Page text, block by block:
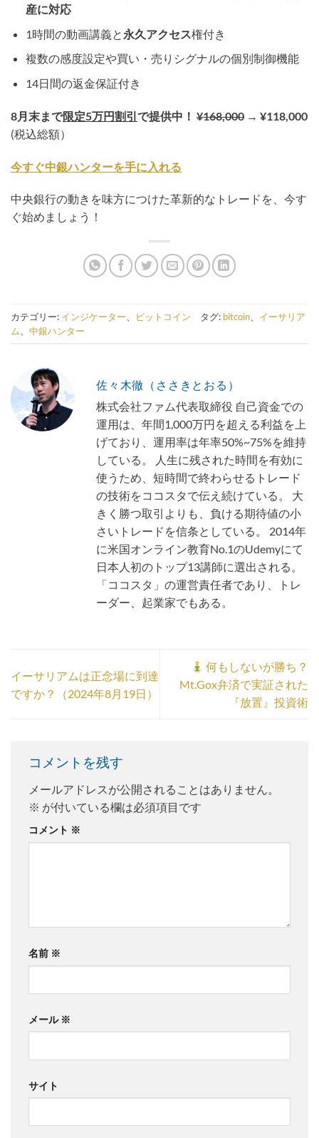
産に対応
1時間の動画講義と 永久アクセス権付き
複数の感度設定や買い・売りシグナルの個別制御機能
14日間の返金保証付き
8月末まで限定5万円割引で提供中！ ¥168,000 → ¥118,000
(税込総額）
今すぐ中銀ハンターを手に入れる
中央銀行の動きを味方につけた革新的なトレードを、今す
ぐ始めましょう！
カテゴリー: インジケーター ビットコイン タグ: bitcoin
イーサリア
ム
中銀ハンター
佐々木徹（ささきとおる）
株式会社ファム代表取締役 自己資金での
運用は、年間1,000万円を超える利益を上
げており、運用率は年率50%~75%を維持
している。 人生に残された時間を有効に
使うため、短時間で終わらせるトレード
の技術をココスタで伝え続けている。 大
きく勝つ取引よりも、負ける期待値の小
さいトレードを信条としている。 2014年
に米国オンライン教育No.1のUdemyにて
日本人初のトップ13講師に選出される。
「ココスタ」の運営責任者であり、トレ
ーダー、起業家でもある。
イーサリアムは正念場に到達
ですか？（2024年8月19日）
何もしないが勝ち？
Mt.Gox弁済で実証された
『放置』投資術
コメントを残す
メールアドレスが公開されることはありません。
※ が付いている欄は必須項目です
コメント ※
名前 ※
メール ※
サイト